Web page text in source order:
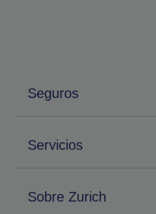
Seguros
Servicios
Sobre Zurich